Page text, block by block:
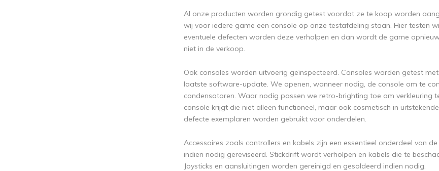
Al onze producten worden grondig getest voordat ze te koop worden
wij voor iedere game een console op onze testafdeling staan. Hier testen
eventuele defecten worden deze verholpen en dan wordt de game
niet in de verkoop.
Ook consoles worden uitvoerig geïnspecteerd. Consoles worden getest
laatste software-update. We openen, wanneer nodig, de console om te
condensatoren. Waar nodig passen we retro-brighting toe om verkleuring
console krijgt die niet alleen functioneel, maar ook cosmetisch in
defecte exemplaren worden gebruikt voor onderdelen.
Accessoires zoals controllers en kabels zijn een essentieel onderdeel van
indien nodig gereviseerd. Stickdrift wordt verholpen en kabels die te
Joysticks en aansluitingen worden gereinigd en gesoldeerd indien nodig.